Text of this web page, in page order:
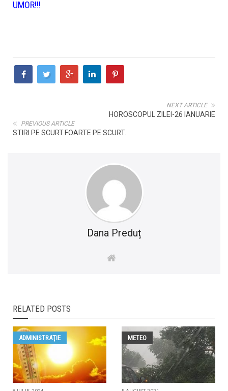
UMOR!!!
NEXT ARTICLE
HOROSCOPUL ZILEI-26 IANUARIE
PREVIOUS ARTICLE
STIRI PE SCURT.FOARTE PE SCURT.
Dana Preduț
RELATED POSTS
ADMINISTRAŢIE METEO